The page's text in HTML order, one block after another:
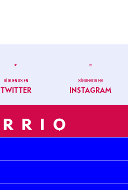
SÍGUENOS EN
TWITTER
SÍGUENOS EN
INSTAGRAM